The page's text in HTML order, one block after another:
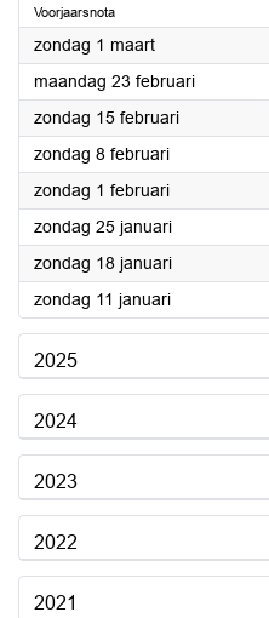
Voorjaarsnota
zondag 1 maart2026
maandag 23 februari2026
zondag 15 februari2026
zondag 8 februari2026
zondag 1 februari2026
zondag 25 januari2026
zondag 18 januari2026
zondag 11 januari2026
2025
2024
2023
2022
2021